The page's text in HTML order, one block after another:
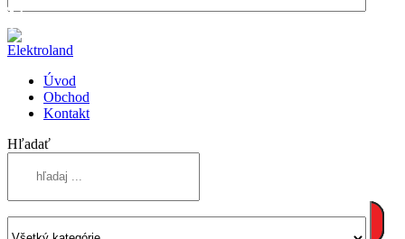
Úvod
Obchod
Kontakt
Hľadať